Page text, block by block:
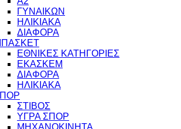
ΓΥΝΑΙΚΩΝ
ΗΛΙΚΙΑΚΑ
ΔΙΑΦΟΡΑ
ΕΘΝΙΚΕΣ ΚΑΤΗΓΟΡΙΕΣ
ΕΚΑΣΚΕΜ
ΔΙΑΦΟΡΑ
ΗΛΙΚΙΑΚΑ
ΣΤΙΒΟΣ
ΥΓΡΑ ΣΠΟΡ
ΜΗΧΑΝΟΚΙΝΗΤΑ